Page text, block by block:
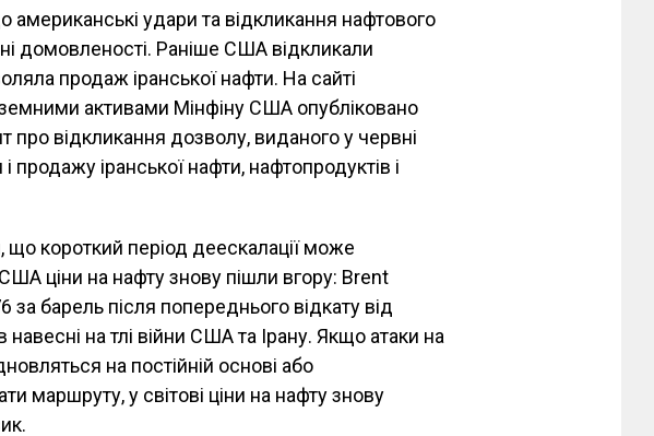
американські удари та відкликання нафтового
домовленості. Раніше США відкликали
продаж іранської нафти. На сайті
активами Мінфіну США опубліковано
відкликання дозволу, виданого у червні
продажу іранської нафти, нафтопродуктів і
короткий період деескалації може
ціни на нафту знову пішли вгору: Brent
за барель після попереднього відкату від
навесні на тлі війни США та Ірану. Якщо атаки на
на постійній основі або
маршруту, у світові ціни на нафту знову